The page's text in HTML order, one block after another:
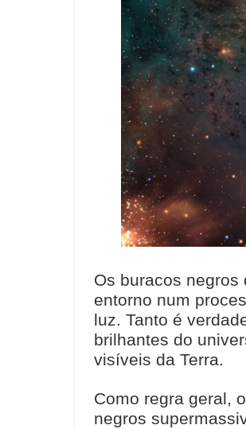
Os buracos
entorno num
luz. Tanto é
brilhantes do
visíveis da Terra.
Como regra geral,
negros